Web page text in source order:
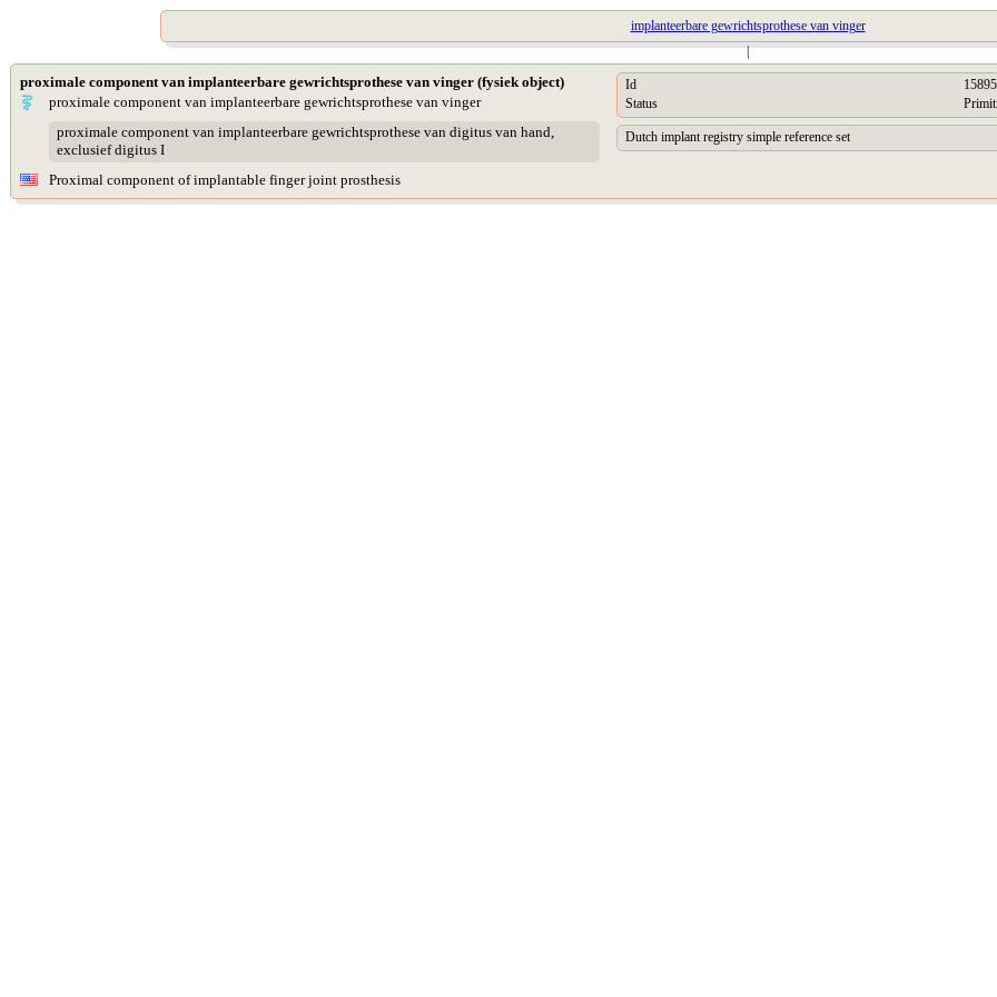
implanteerbare gewrichtsprothese van vinger
|
proximale component van implanteerbare gewrichtsprothese van vinger (fysiek object)
proximale component van implanteerbare gewrichtsprothese van vinger
proximale component van implanteerbare gewrichtsprothese van digitus van hand,
exclusief digitus I
Proximal component of implantable finger joint prosthesis
Id
Status
Dutch implant registry simple reference set